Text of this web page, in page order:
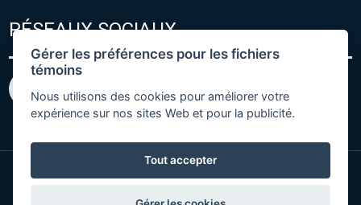
RÉSEAUX SOCIAUX
Gérer les préférences pour les fichiers
témoins
Nous utilisons des cookies pour améliorer votre
expérience sur nos sites Web et pour la publicité.
Tout accepter